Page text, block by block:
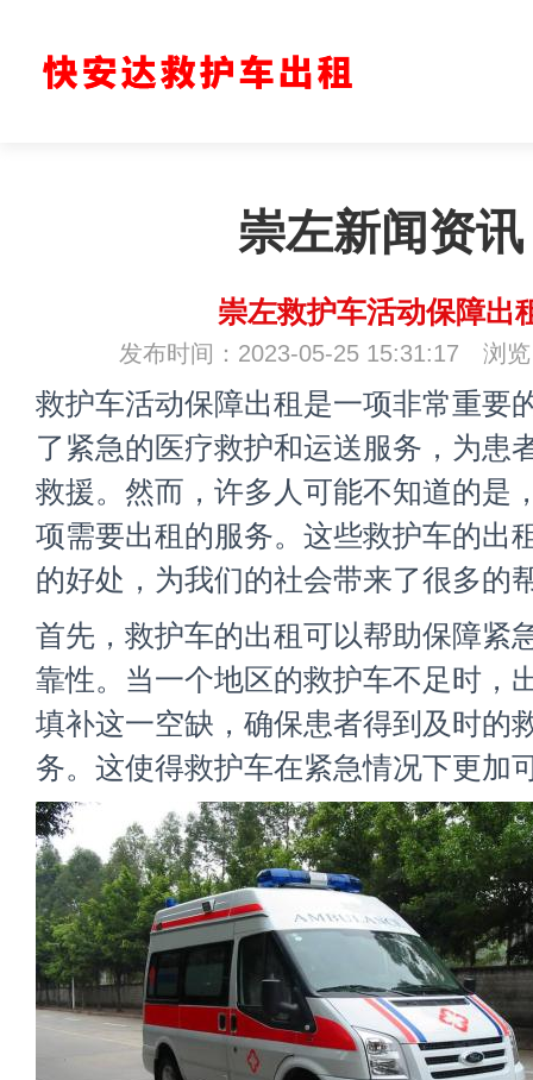
崇左新闻资讯
崇左救护车活动保障出
发布时间：2023-05-25 15:31:17 浏览
救护车活动保障出租 是一项非常重要
了紧急的医疗救护和运送服务，为患
救援。然而，许多人可能不知道的是
项需要出租的服务。这些救护车的出
的好处，为我们的社会带来了很多的
首先，救护车的出租可以帮助保障紧
靠性。当一个地区的救护车不足时，
填补这一空缺，确保患者得到及时的
务。这使得救护车在紧急情况下更加